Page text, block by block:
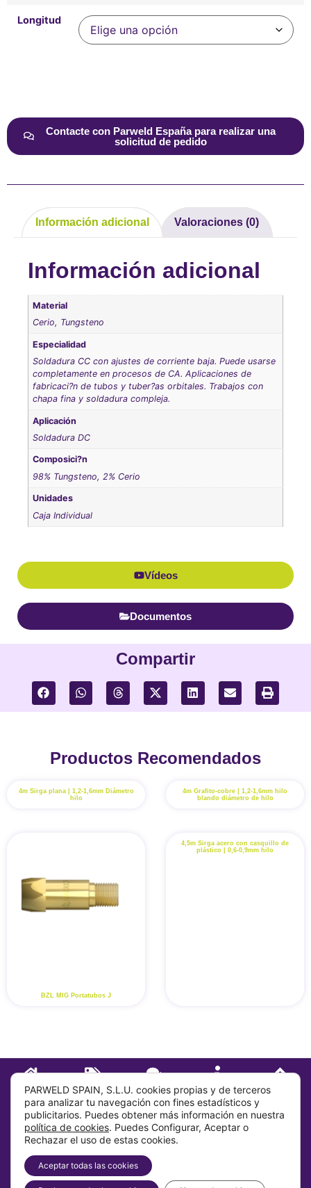
Longitud
Contacte con Parweld España para realizar una
solicitud de pedido
Información adicional Valoraciones (0)
Información adicional
Material
Cerio, Tungsteno
Especialidad
Soldadura CC con ajustes de corriente baja. Puede usarse
completamente en procesos de CA. Aplicaciones de
fabricaci?n de tubos y tuber?as orbitales. Trabajos con
chapa fina y soldadura compleja.
Aplicación
Soldadura DC
Composici?n
98% Tungsteno, 2% Cerio
Unidades
Caja Individual
Vídeos
Documentos
Compartir
Productos Recomendados
4m Sirga plana | 1,2-1,6mm Diámetro
hilo
4m Grafito-cobre | 1,2-1,6mm hilo
blando diámetro de hilo
BZL MIG Portatubos J
4,5m Sirga acero con casquillo de
plástico | 0,6-0,9mm hilo
INICIO TIENDA CONTACTO SOBRE
Sobre
Info
Dirección
PARWELD SPAIN, S.L.U. cookies propias y de terceros
para analizar tu navegación con fines estadísticos y
publicitarios. Puedes obtener más información en nuestra
política de cookies. Puedes Configurar, Aceptar o
Rechazar el uso de estas cookies.
Aceptar todas las cookies